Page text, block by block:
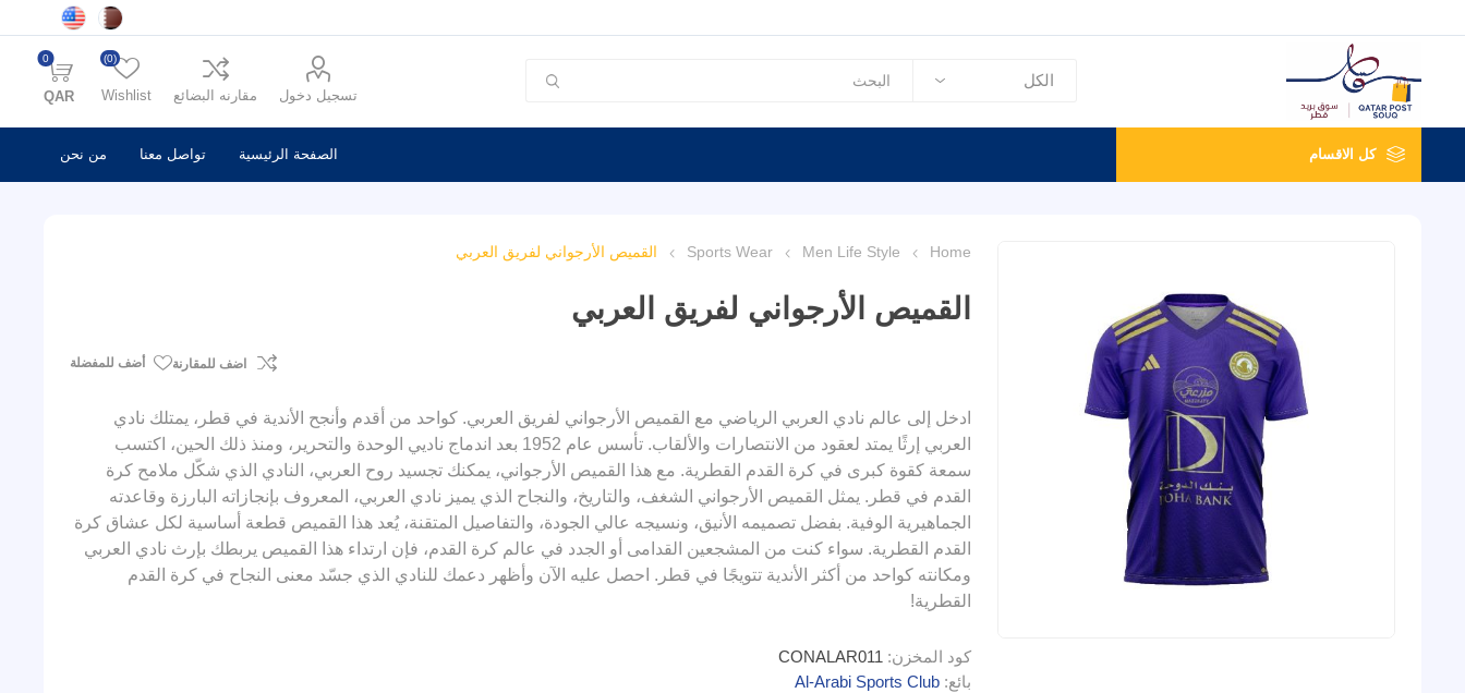
تسجيل دخول مقارنه البضائع Wishlist
(0)
0
QAR
كل الاقسام الصفحة الرئيسية تواصل معنا من نحن
Home
Men Life Style
Sports Wear القميص الأرجواني لفريق العربي
القميص الأرجواني لفريق العربي
اضف للمقارنة أضف للمفضلة
ادخل إلى عالم نادي العربي الرياضي مع القميص الأرجواني لفريق العربي. كواحد من أقدم وأنجح الأندية في قطر، يمتلك نادي
العربي إرثًا يمتد لعقود من الانتصارات والألقاب. تأسس عام 1952 بعد اندماج ناديي الوحدة والتحرير، ومنذ ذلك الحين، اكتسب
سمعة كقوة كبرى في كرة القدم القطرية. مع هذا القميص الأرجواني، يمكنك تجسيد روح العربي، النادي الذي شكّل ملامح كرة
القدم في قطر. يمثل القميص الأرجواني الشغف، والتاريخ، والنجاح الذي يميز نادي العربي، المعروف بإنجازاته البارزة وقاعدته
الجماهيرية الوفية. بفضل تصميمه الأنيق، ونسيجه عالي الجودة، والتفاصيل المتقنة، يُعد هذا القميص قطعة أساسية لكل عشاق كرة
القدم القطرية. سواء كنت من المشجعين القدامى أو الجدد في عالم كرة القدم، فإن ارتداء هذا القميص يربطك بإرث نادي العربي
ومكانته كواحد من أكثر الأندية تتويجًا في قطر. احصل عليه الآن وأظهر دعمك للنادي الذي جسّد معنى النجاح في كرة القدم
القطرية!
كود المخزن: CONALAR011
بائع: Al-Arabi Sports Club